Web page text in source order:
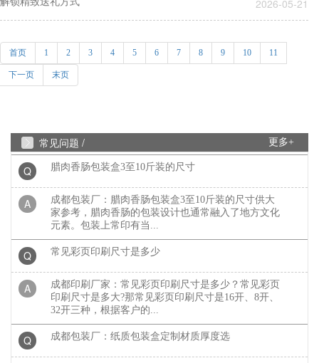
解锁精致送礼方式 2026-05-21
首页 1 2 3 4 5 6 7 8 9 10 11
下一页 末页
常见问题 / 更多+
凸....... 广泛适用于：保健...
Q 水果纸箱、水果包装盒常见尺寸
一般来说普通纸箱都...
Q 腊肉香肠包装盒3至10斤装的尺寸
A
成都包装厂：腊肉香肠包装盒3至10斤装的尺寸供大
家参考，腊肉香肠的包装设计也通常融入了地方文化
元素。包装上常印有当...
Q 常见彩页印刷尺寸是多少
A
成都印刷厂家：常见彩页印刷尺寸是多少？常见彩页
印刷尺寸是多大?那常见彩页印刷尺寸是16开、8开、
32开三种，根据客户的...
Q 成都包装厂：纸质包装盒定制材质厚度选